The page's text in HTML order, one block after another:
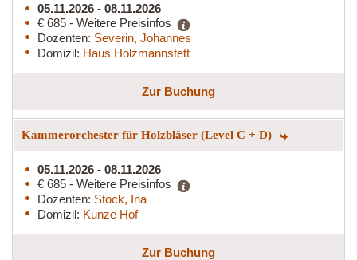
05.11.2026 - 08.11.2026
€ 685 - Weitere Preisinfos
Dozenten: Severin, Johannes
Domizil: Haus Holzmannstett
Zur Buchung
Kammerorchester für Holzbläser (Level C + D)
05.11.2026 - 08.11.2026
€ 685 - Weitere Preisinfos
Dozenten: Stock, Ina
Domizil: Kunze Hof
Zur Buchung